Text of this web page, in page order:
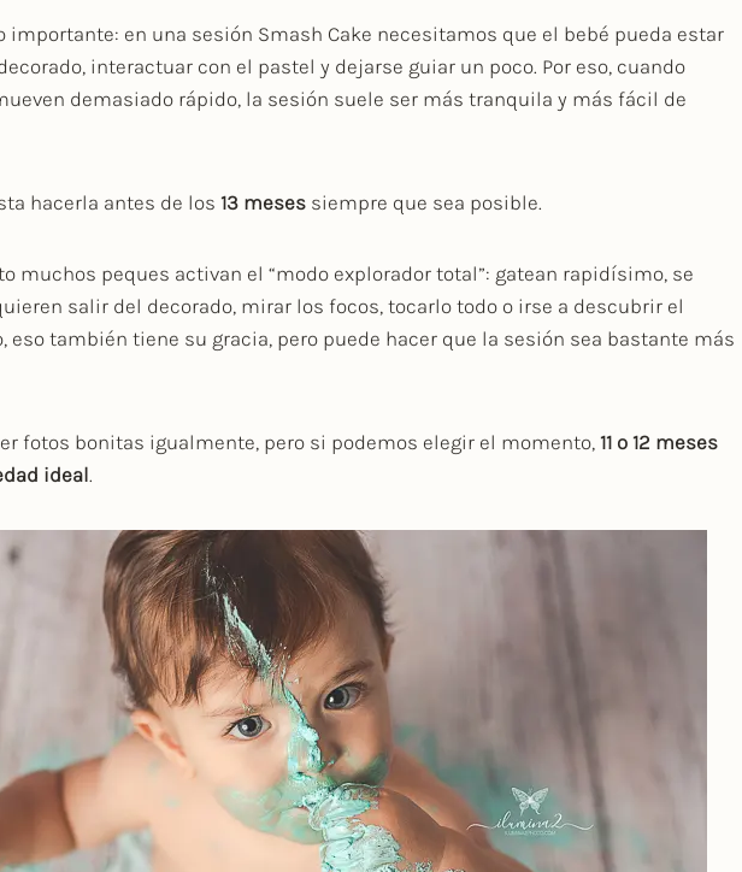
importante: en una sesión Smash Cake necesitamos que el bebé pueda estar
interactuar con el pastel y dejarse guiar un poco. Por eso, cuando
demasiado rápido, la sesión suele ser más tranquila y más fácil de
hacerla antes de los 13 meses siempre que sea posible.
muchos peques activan el “modo explorador total”: gatean rapidísimo, se
salir del decorado, mirar los focos, tocarlo todo o irse a descubrir el
eso también tiene su gracia, pero puede hacer que la sesión sea bastante más
fotos bonitas igualmente, pero si podemos elegir el momento, 11 o 12 meses
ideal.